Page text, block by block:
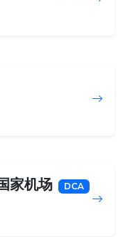
家机场 DCA